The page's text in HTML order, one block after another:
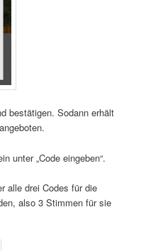
bestätigen. Sodann erhält
unter „Code eingeben“.
alle drei Codes für die
also 3 Stimmen für sie